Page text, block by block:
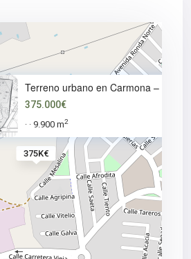
375K€
Terreno urbano en Carmona – Re
375.000€
· · 9.900 m2